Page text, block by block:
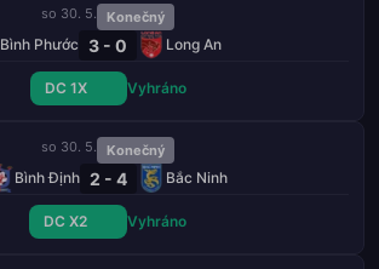
so 30. 5. Konečný
Bình Phước 3 - 0 Long An
DC 1X Vyhráno
so 30. 5. Konečný
Bình Định 2 - 4 Bắc Ninh
DC X2 Vyhráno